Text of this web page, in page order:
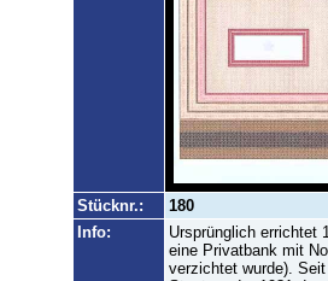
Stücknr.:
180
Info:
Ursprünglich errichtet
eine Privatbank mit
verzichtet wurde).